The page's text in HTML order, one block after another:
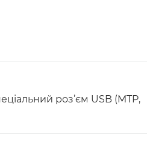
роз’єм USB (MTP,